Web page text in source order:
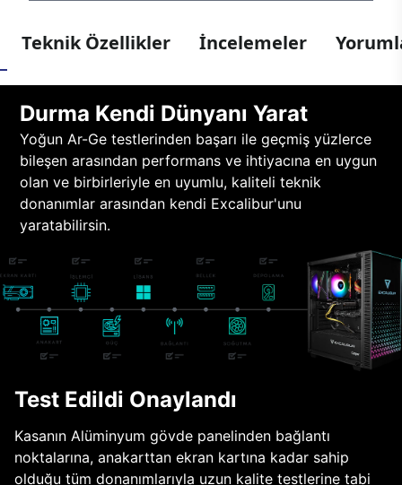
Teknik Özellikler İncelemeler
Durma Kendi Dünyanı Yarat
Yoğun Ar-Ge testlerinden başarı ile geçmiş yüzlerce
bileşen arasından performans ve ihtiyacına en uygun
olan ve birbirleriyle en uyumlu, kaliteli teknik
donanımlar arasından kendi Excalibur'unu
yaratabilirsin.
Test Edildi Onaylandı
Kasanın Alüminyum gövde panelinden bağlantı
noktalarına, anakarttan ekran kartına kadar sahip
olduğu tüm donanımlarıyla uzun kalite testlerine tabi